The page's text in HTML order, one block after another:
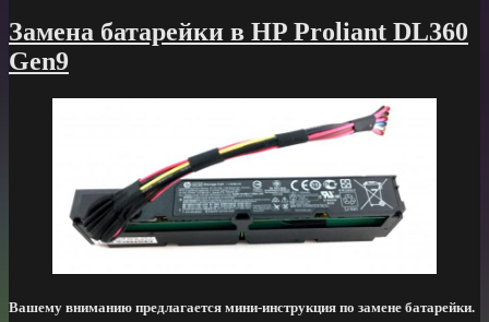
Замена батарейки в HP Proliant DL360
Gen9
Вашему вниманию предлагается мини-инструкция по замене батарейки.